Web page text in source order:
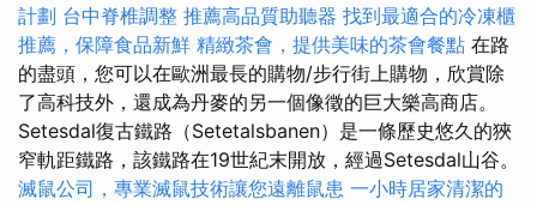
計劃 台中脊椎調整 推薦高品質助聽器 找到最適合的冷凍櫃
推薦，保障食品新鮮 精緻茶會，提供美味的茶會餐點 在路
的盡頭，您可以在歐洲最長的購物/步行街上購物，欣賞除
了高科技外，還成為丹麥的另一個像徵的巨大樂高商店。
Setesdal復古鐵路（Setetalsbanen）是一條歷史悠久的狹
窄軌距鐵路，該鐵路在19世紀末開放，經過Setesdal山谷。
滅鼠公司，專業滅鼠技術讓您遠離鼠患 一小時居家清潔的